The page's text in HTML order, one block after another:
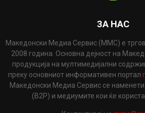
ЗА НАС
Македонски Медиа Сервис (ММС) е
2008 година. Основна дејност на
продукција на мултимедијални
преку основниот информативен портал
Македонски Медиа Сервис се
(B2P) и медиумите кои ќе